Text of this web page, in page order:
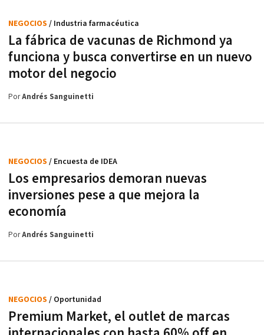
La fábrica de vacunas de Richmond ya
funciona y busca convertirse en un nuevo
motor del negocio
NEGOCIOS / Industria farmacéutica
PorAndrés Sanguinetti
Los empresarios demoran nuevas
inversiones pese a que mejora la
economía
NEGOCIOS / Encuesta de IDEA
PorAndrés Sanguinetti
Premium Market, el outlet de marcas
NEGOCIOS / Oportunidad